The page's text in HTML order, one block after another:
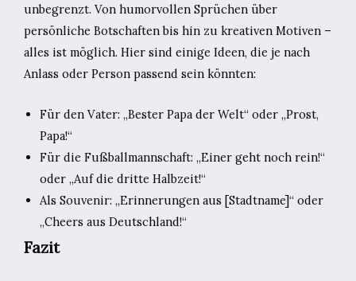
unbegrenzt. Von humorvollen Sprüchen über
persönliche Botschaften bis hin zu kreativen Motiven –
alles ist möglich. Hier sind einige Ideen, die je nach
Anlass oder Person passend sein könnten:
Für den Vater: „Bester Papa der Welt“ oder „Prost,
Papa!“
Für die Fußballmannschaft: „Einer geht noch rein!“
oder „Auf die dritte Halbzeit!“
Als Souvenir: „Erinnerungen aus [Stadtname]“ oder
„Cheers aus Deutschland!“
Fazit